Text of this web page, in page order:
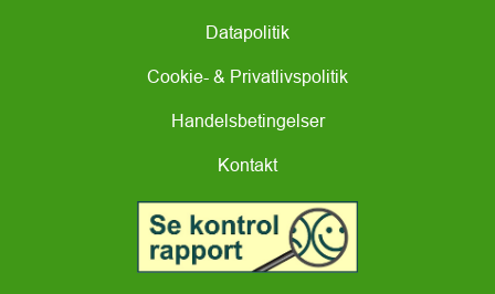
Datapolitik
Cookie- & Privatlivspolitik
Handelsbetingelser
Kontakt